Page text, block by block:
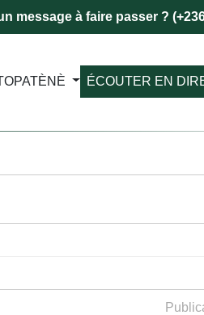
message à faire passer ?
ÉCOUTER EN